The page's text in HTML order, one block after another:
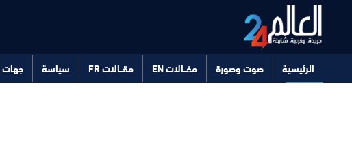
الرئيسية صوت وصورة مقــالات EN مقــالات FR سياسة جهات